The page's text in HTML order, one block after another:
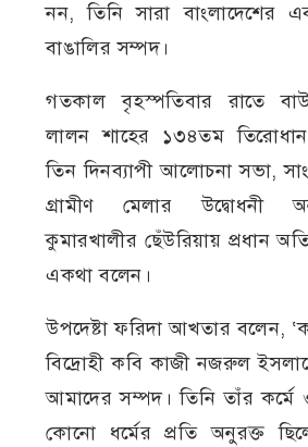
নন, তিনি সারা বাংলাদেশের
বাঙালির সম্পদ।
গতকাল বৃহস্পতিবার রাতে
লালন শাহের ১৩৪তম
তিন দিনব্যাপী আলোচনা সভা,
গ্রামীণ মেলার উদ্বোধনী
কুমারখালীর ছেঁউরিয়ায় প্রধান
একথা বলেন।
উপদেষ্টা ফরিদা আখতার বলেন,
বিদ্রোহী কবি কাজী নজরুল
আমাদের সম্পদ। তিনি তাঁর কর্মে
কোনো ধর্মের প্রতি অনুরক্ত